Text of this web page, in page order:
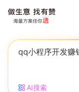
AI搜索